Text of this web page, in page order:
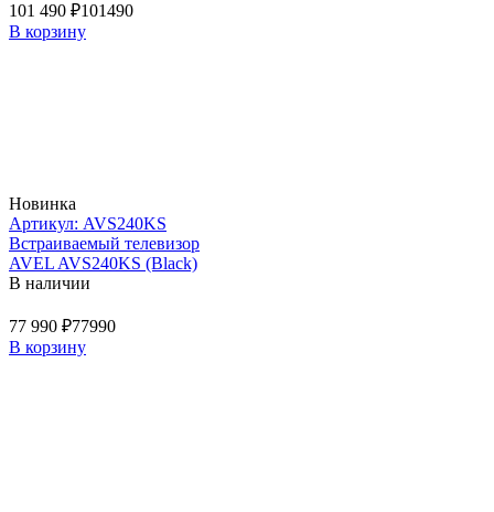
101 490 ₽101490
В корзину
Новинка
Артикул: AVS240KS
Встраиваемый телевизор
AVEL AVS240KS (Black)
В наличии
77 990 ₽77990
В корзину